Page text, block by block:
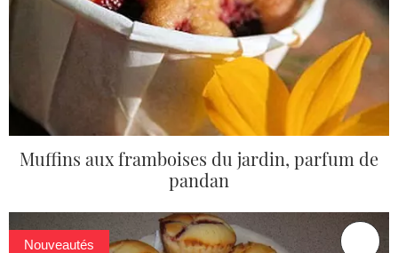
Muffins aux framboises du jardin, parfum de
pandan
Nouveautés